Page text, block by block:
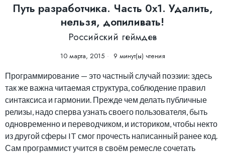
Путь разработчика. Часть 0х1. Удалить,
нельзя, допиливать!
Российский геймдев
10 марта, 2015 9 минут(ы) чтения
Программирование — это частный случай поэзии: здесь
так же важна читаемая структура, соблюдение правил
синтаксиса и гармонии. Прежде чем делать публичные
релизы, надо сперва узнать своего пользователя, быть
одновременно и переводчиком, и историком, чтобы некто
из другой сферы IT смог прочесть написанный ранее код.
Сам программист учится в своём ремесле сочетать